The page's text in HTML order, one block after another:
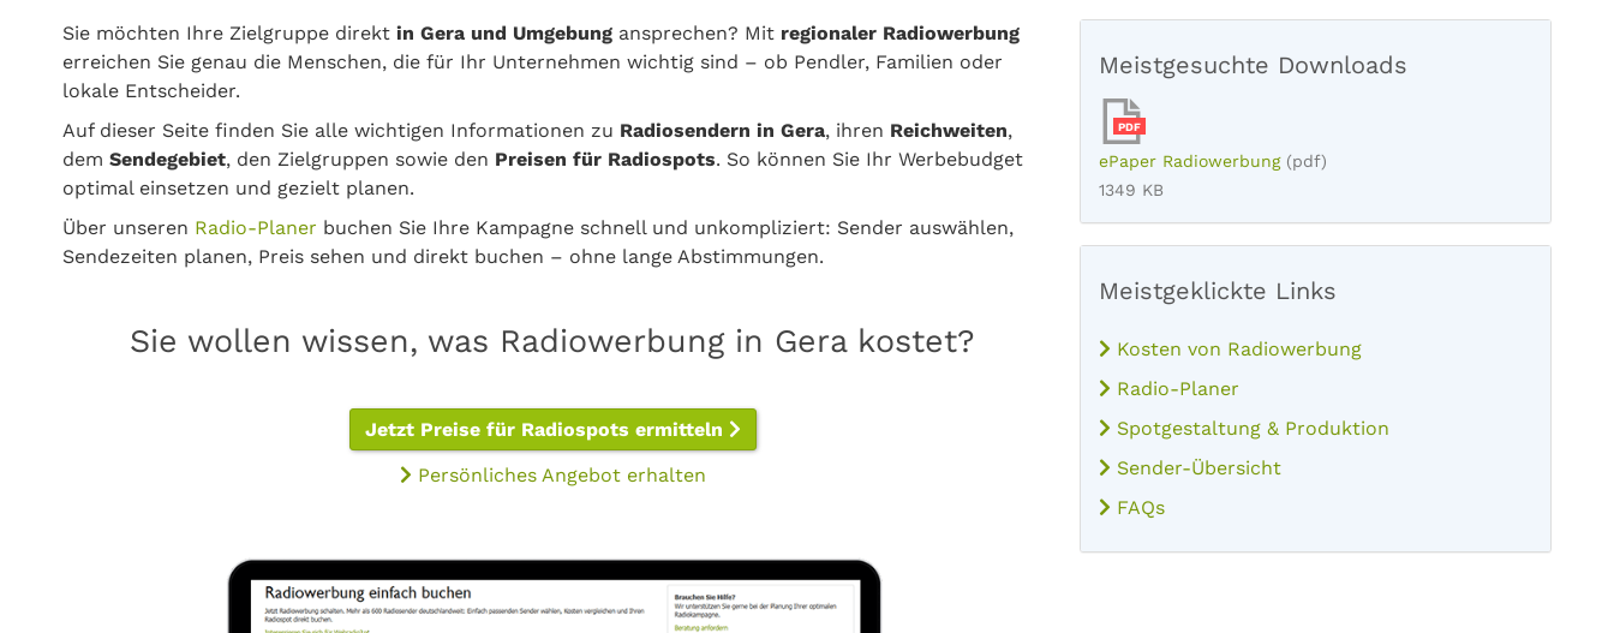
Sie möchten Ihre Zielgruppe direkt in Gera und Umgebung ansprechen? Mit regionaler Radiowerbung
erreichen Sie genau die Menschen, die für Ihr Unternehmen wichtig sind – ob Pendler, Familien oder
lokale Entscheider.
Auf dieser Seite finden Sie alle wichtigen Informationen zu Radiosendern in Gera, ihren Reichweiten,
dem Sendegebiet, den Zielgruppen sowie den Preisen für Radiospots. So können Sie Ihr Werbebudget
optimal einsetzen und gezielt planen.
Über unseren Radio-Planer buchen Sie Ihre Kampagne schnell und unkompliziert: Sender auswählen,
Sendezeiten planen, Preis sehen und direkt buchen – ohne lange Abstimmungen.
Sie wollen wissen, was Radiowerbung in Gera kostet?
Jetzt Preise für Radiospots ermitteln
Persönliches Angebot erhalten
Meistgesuchte Downloads
PDF
ePaper Radiowerbung (pdf)
1349 KB
Meistgeklickte Links
Kosten von Radiowerbung
Radio-Planer
Spotgestaltung & Produktion
Sender-Übersicht
FAQs